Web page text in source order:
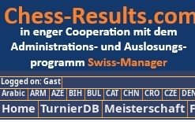
Logged on: Gast
Arabic ARM AZE BIH BUL CAT CHN CRO CZE
Home TurnierDB Meisterschaft